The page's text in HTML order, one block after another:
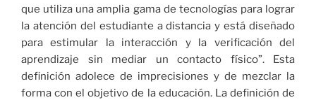
que utiliza una amplia gama de tecnologías para lograr
la atención del estudiante a distancia y está diseñado
para estimular la interacción y la verificación del
aprendizaje sin mediar un contacto físico”. Esta
definición adolece de imprecisiones y de mezclar la
forma con el objetivo de la educación. La definición de